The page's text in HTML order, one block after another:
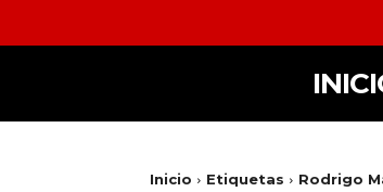
Inicio Etiquetas Rodrigo